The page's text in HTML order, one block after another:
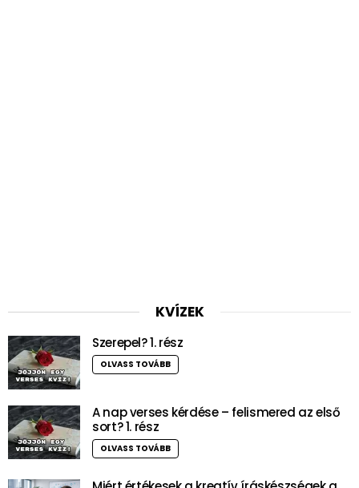
KVÍZEK
Szerepel? 1. rész
OLVASS TOVÁBB
A nap verses kérdése – felismered az első
sort? 1. rész
OLVASS TOVÁBB